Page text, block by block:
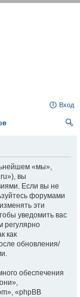
Вход
«мы»,
вы
Если вы не
форумами
эти
уведомить вас
регулярно
как
обновления/
обеспечения
«phpBB